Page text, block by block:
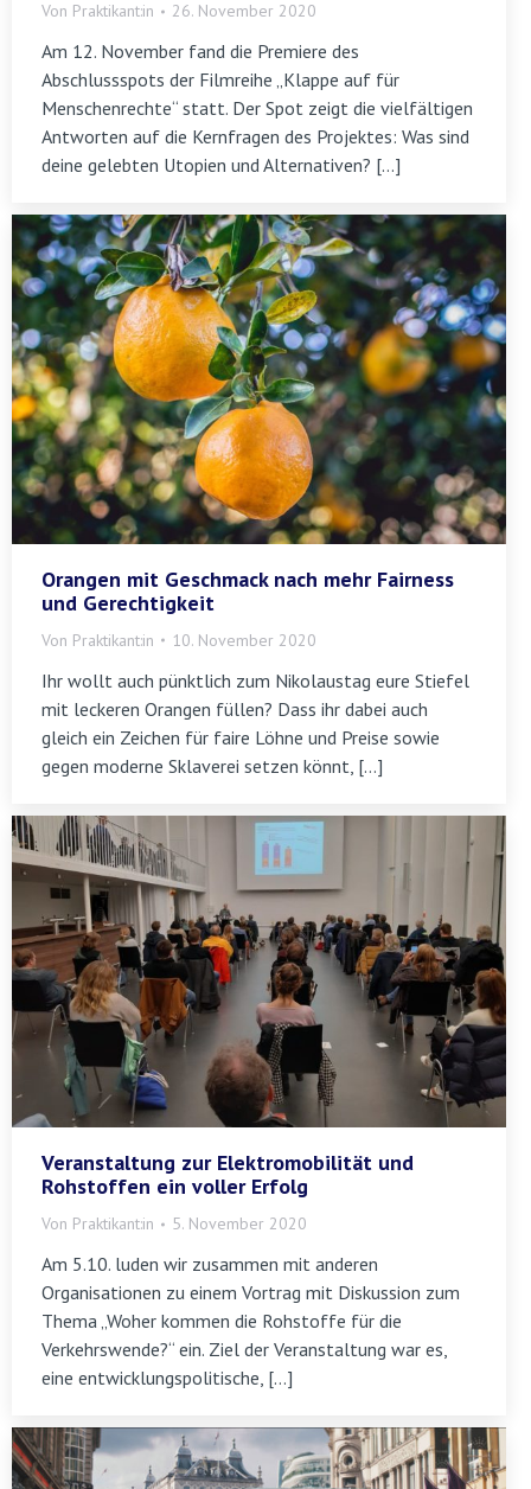
Von Praktikant:in 26. November 2020
Am 12. November fand die Premiere des
Abschlussspots der Filmreihe „Klappe auf für
Menschenrechte“ statt. Der Spot zeigt die vielfältigen
Antworten auf die Kernfragen des Projektes: Was sind
deine gelebten Utopien und Alternativen? […]
Orangen mit Geschmack nach mehr Fairness
und Gerechtigkeit
Von Praktikant:in 10. November 2020
Ihr wollt auch pünktlich zum Nikolaustag eure Stiefel
mit leckeren Orangen füllen? Dass ihr dabei auch
gleich ein Zeichen für faire Löhne und Preise sowie
gegen moderne Sklaverei setzen könnt, […]
Veranstaltung zur Elektromobilität und
Rohstoffen ein voller Erfolg
Von Praktikant:in 5. November 2020
Am 5.10. luden wir zusammen mit anderen
Organisationen zu einem Vortrag mit Diskussion zum
Thema „Woher kommen die Rohstoffe für die
Verkehrswende?“ ein. Ziel der Veranstaltung war es,
eine entwicklungspolitische, […]